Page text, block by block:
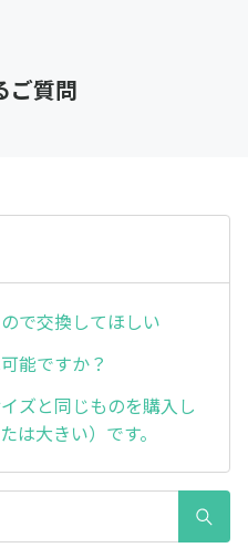
ご質問
で交換してほしい
能ですか？
ズと同じものを購入し
は大きい）です。